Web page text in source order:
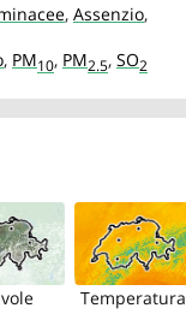
, Assenzio,
, PM10, PM2.5, SO2
Temperatura